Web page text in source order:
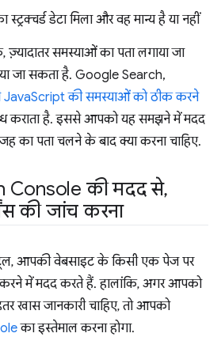
डेटा मिला और वह मान्य है या नहीं
समस्याओं का पता लगाया जा
जा सकता है. Google Search,
की समस्याओं को ठीक करने
कराता है. इससे आपको यह समझने में मदद
का पता चलने के बाद क्या करना चाहिए.
Console की मदद से,
की जांच करना
आपकी वेबसाइट के किसी एक पेज पर
में मदद करते हैं. हालांकि, अगर आपको
खास जानकारी चाहिए, तो आपको
का इस्तेमाल करना होगा.